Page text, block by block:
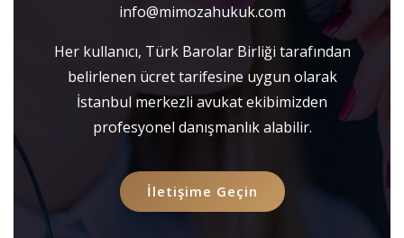
info@mimozahukuk.com
Her kullanıcı, Türk Barolar Birliği tarafından
belirlenen ücret tarifesine uygun olarak
İstanbul merkezli avukat ekibimizden
profesyonel danışmanlık alabilir.
İletişime Geçin